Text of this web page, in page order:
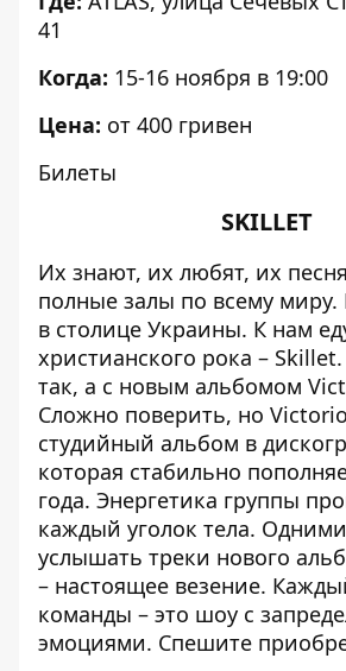
41
Когда: 15-16 ноября в 19:00
Цена: от 400 гривен
Билеты
SKILLET
Их знают, их любят, их
полные залы по всему миру.
в столице Украины. К нам
христианского рока –
так, а с новым альбомом
Сложно поверить, но
студийный альбом в
которая стабильно
года. Энергетика группы
каждый уголок тела.
услышать треки нового
– настоящее везение.
команды – это шоу с
эмоциями. Спешите